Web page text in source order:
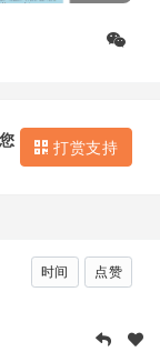
打赏支持
时间 点赞